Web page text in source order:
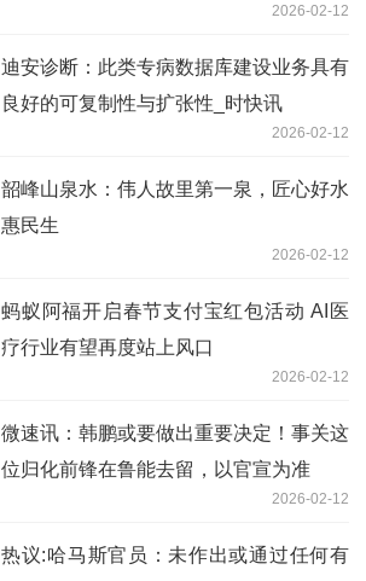
2026-02-12
迪安诊断：此类专病数据库建设业务具有
良好的可复制性与扩张性_时快讯
2026-02-12
韶峰山泉水：伟人故里第一泉，匠心好水
惠民生
2026-02-12
蚂蚁阿福开启春节支付宝红包活动 AI医
疗行业有望再度站上风口
2026-02-12
微速讯：韩鹏或要做出重要决定！事关这
位归化前锋在鲁能去留，以官宣为准
2026-02-12
热议:哈马斯官员：未作出或通过任何有